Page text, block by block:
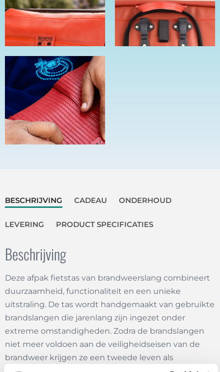
BESCHRIJVING CADEAU ONDERHOUD
LEVERING PRODUCT SPECIFICATIES
Beschrijving
Deze afpak fietstas van brandweerslang combineert
duurzaamheid, functionaliteit en een unieke
uitstraling. De tas wordt handgemaakt van gebruikte
brandslangen die jarenlang zijn ingezet onder
extreme omstandigheden. Zodra de brandslangen
niet meer voldoen aan de veiligheidseisen van de
brandweer krijgen ze een tweede leven als